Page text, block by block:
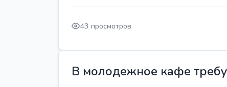
43 просмотров
В молодежное кафе